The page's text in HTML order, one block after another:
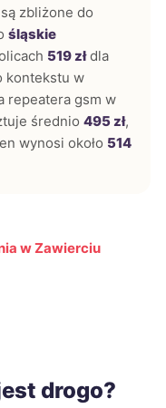
są zbliżone do
śląskie
519 złdla
kontekstu w
repeatera gsm w
średnio 495 zł,
wynosi około 514
w Zawierciu
drogo?